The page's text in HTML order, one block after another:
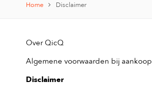
Home Disclaimer
Over QicQ
Algemene voorwaarden bij aankoop
Disclaimer